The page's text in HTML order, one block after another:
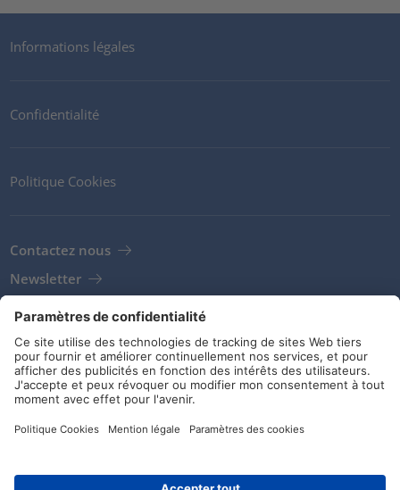
Informations légales
Confidentialité
Politique Cookies
Contactez nous
Newsletter
Clients
Fournisseurs
Conditions de stockage
Réseaux sociaux